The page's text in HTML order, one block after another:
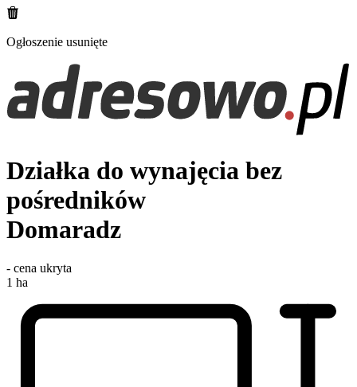
Ogłoszenie usunięte
Działka do wynajęcia bez
pośredników
Domaradz
- cena ukryta
1 ha